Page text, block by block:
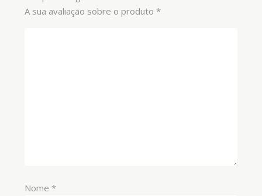
A sua avaliação sobre o produto *
Nome *